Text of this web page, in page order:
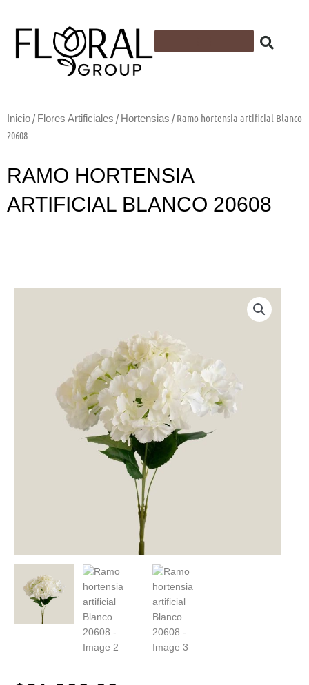
Inicio /Flores Artificiales /Hortensias / Ramo hortensia artificial Blanco
20608
RAMO HORTENSIA
ARTIFICIAL BLANCO 20608